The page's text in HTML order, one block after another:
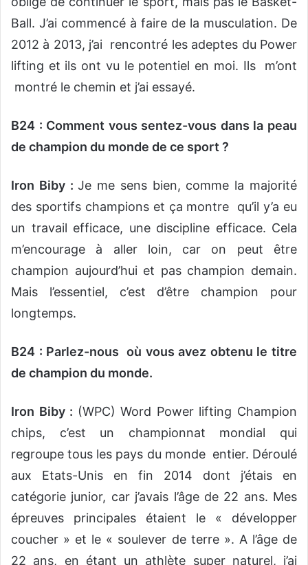
Ball. J’ai commencé à faire de la musculation. De
2012 à 2013, j’ai rencontré les adeptes du Power
lifting et ils ont vu le potentiel en moi. Ils m’ont
montré le chemin et j’ai essayé.
B24 : Comment vous sentez-vous dans la peau
de champion du monde de ce sport ?
Iron Biby :Je me sens bien, comme la majorité
des sportifs champions et ça montre qu’il y’a eu
un travail efficace, une discipline efficace. Cela
m’encourage à aller loin, car on peut être
champion aujourd’hui et pas champion demain.
Mais l’essentiel, c’est d’être champion pour
longtemps.
B24 : Parlez-nous où vous avez obtenu le titre
de champion du monde.
Iron Biby : (WPC) Word Power lifting Champion
chips, c’est un championnat mondial qui
regroupe tous les pays du monde entier. Déroulé
aux Etats-Unis en fin 2014 dont j’étais en
catégorie junior, car j’avais l’âge de 22 ans. Mes
épreuves principales étaient le « développer
coucher » et le « soulever de terre ». A l’âge de
22 ans, en étant un athlète super naturel, j’ai